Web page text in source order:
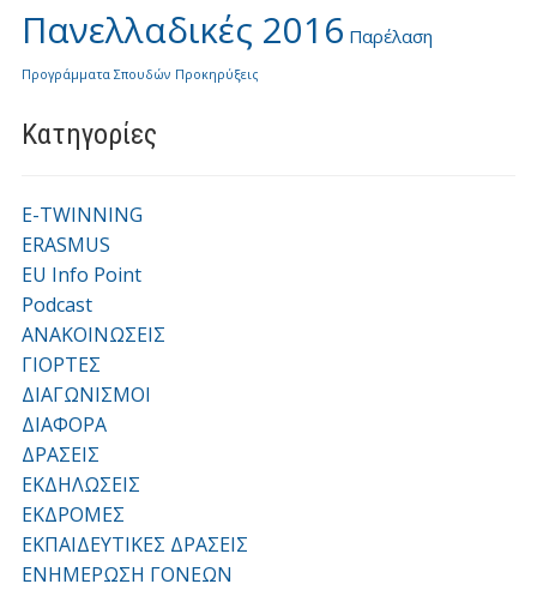
Πανελλαδικές 2016 Παρέλαση
Προγράμματα Σπουδών Προκηρύξεις
Kατηγορίες
E-TWINNING
ERASMUS
EU Info Point
Podcast
ΑΝΑΚΟΙΝΩΣΕΙΣ
ΓΙΟΡΤΕΣ
ΔΙΑΓΩΝΙΣΜΟΙ
ΔΙΑΦΟΡΑ
ΔΡΑΣΕΙΣ
ΕΚΔΗΛΩΣΕΙΣ
ΕΚΔΡΟΜΕΣ
ΕΚΠΑΙΔΕΥΤΙΚΕΣ ΔΡΑΣΕΙΣ
ΕΝΗΜΕΡΩΣΗ ΓΟΝΕΩΝ